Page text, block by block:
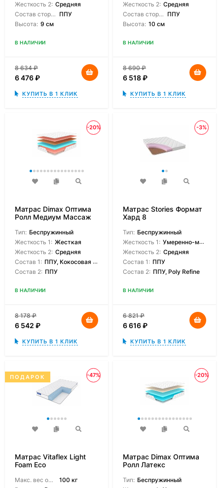
Жесткость 2: Средняя
Состав сторон: ППУ
Высота: 9 см
В НАЛИЧИИ
8 634₽
6 476₽
КУПИТЬ В 1 КЛИК
Жесткость 2: Средняя
Состав сторон: ППУ
Высота: 10 см
В НАЛИЧИИ
8 690₽
6 518₽
КУПИТЬ В 1 КЛИК
-20%
Матрас Dimax Оптима
Ролл Медиум Массаж
Тип: Беспружинный
Жесткость 1: Жесткая
Жесткость 2: Средняя
Состав 1: ППУ, Кокосовая койра
Состав 2: ППУ
В НАЛИЧИИ
8 178₽
6 542 ₽
КУПИТЬ В 1 КЛИК
-3%
Матрас Stories Формат
Хард 8
Тип: Беспружинный
Жесткость 1: Умеренно-мягкая
Жесткость 2: Средняя
Состав 1: ППУ
Состав 2: ППУ, Poly Refine
В НАЛИЧИИ
6 821₽
6 616₽
КУПИТЬ В 1 КЛИК
-47%
ПОДАРОК
Матрас Vitaflex Light
Foam Eco
Макс. вес одного спящего:
100 кг
-20%
Матрас Dimax Оптима
Ролл Латекс
Тип: Беспружинный